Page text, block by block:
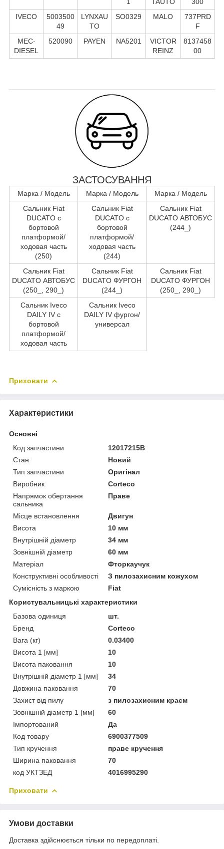
IVECO
5003500
49
LYNXAU
TO
SO0329 MALO
737PRD
F
MEC-
DIESEL
520090 PAYEN NA5201
VICTOR
REINZ
8137458
00
ЗАСТОСУВАННЯ
Марка / Модель Марка / Модель
Марка / Модель
Сальник Fiat
DUCATO c
бортовой
платформой/
ходовая часть
(250)
Сальник Fiat
DUCATO c
бортовой
платформой/
ходовая часть
(244)
Сальник Fiat
DUCATO АВТОБУС
(244_)
Сальник Fiat
DUCATO АВТОБУС
(250_, 290_)
Сальник Fiat
DUCATO ФУРГОН
(244_)
Сальник Fiat
DUCATO ФУРГОН
(250_, 290_)
Сальник Iveco
DAILY IV c
бортовой
платформой/
ходовая часть
Сальник Iveco
DAILY IV фургон/
универсал
Приховати
Характеристики
Основні
Код запчастини
12017215B
Стан
Новий
Тип запчастини
Оригінал
Виробник
Corteco
Напрямок обертання
сальника
Праве
Місце встановлення
Двигун
Висота
10 мм
Внутрішній діаметр
34 мм
Зовнішній діаметр
60 мм
Матеріал
Фторкаучук
Конструктивні особливості
З пилозахисним кожухом
Сумісність з маркою
Fiat
Користувальницькі характеристики
Базова одиниця
шт.
Бренд
Corteco
Вага (кг)
0.03400
Висота 1 [мм]
10
Висота паковання
10
Внутрішній діаметр 1 [мм]
34
Довжина паковання
70
Захист від пилу
з пилозахисним краєм
Зовнішній діаметр 1 [мм]
60
Імпортований
Да
Код товару
6900377509
Тип кручення
праве кручення
Ширина паковання
70
код УКТЗЕД
4016995290
Приховати
Умови доставки
Доставка здійснюється тільки по передоплаті.